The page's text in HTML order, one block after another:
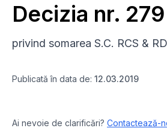
Decizia nr.
privind somarea S.C. RCS &
Publicată în data de: 12.03.2019
Ai nevoie de clarificări? Contactează-